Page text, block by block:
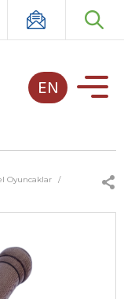
EN
Oyuncaklar